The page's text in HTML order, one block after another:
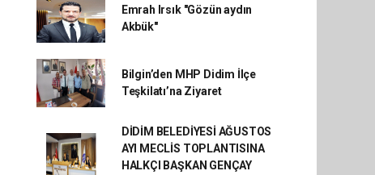
Emrah Irsık "Gözün aydın
Akbük"
Bilgin’den MHP Didim İlçe
Teşkilatı’na Ziyaret
DİDİM BELEDİYESİ AĞUSTOS
AYI MECLİS TOPLANTISINA
HALKÇI BAŞKAN GENÇAY